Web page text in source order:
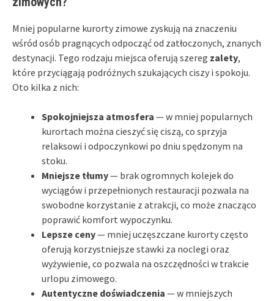
Mniej popularne kurorty zimowe zyskują na znaczeniu
wśród osób pragnących odpocząć od zatłoczonych, znanych
destynacji. Tego rodzaju miejsca oferują szereg zalety,
które przyciągają podróżnych szukających ciszy i spokoju.
Oto kilka z nich:
Spokojniejsza atmosfera — w mniej popularnych
kurortach można cieszyć się ciszą, co sprzyja
relaksowi i odpoczynkowi po dniu spędzonym na
stoku.
Mniejsze tłumy— brak ogromnych kolejek do
wyciągów i przepełnionych restauracji pozwala na
swobodne korzystanie z atrakcji, co może znacząco
poprawić komfort wypoczynku.
Lepsze ceny— mniej uczęszczane kurorty często
oferują korzystniejsze stawki za noclegi oraz
wyżywienie, co pozwala na oszczędności w trakcie
urlopu zimowego.
Autentyczne doświadczenia — w mniejszych